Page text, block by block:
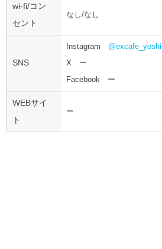
wi-fi/コン
セント
なし/なし
SNS
Instagram
X ー
Facebook ー
WEBサイ
ト
ー